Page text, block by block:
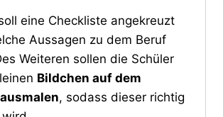
eine Checkliste angekreuzt
Aussagen zu dem Beruf
Weiteren sollen die Schüler
Bildchen auf dem
, sodass dieser richtig